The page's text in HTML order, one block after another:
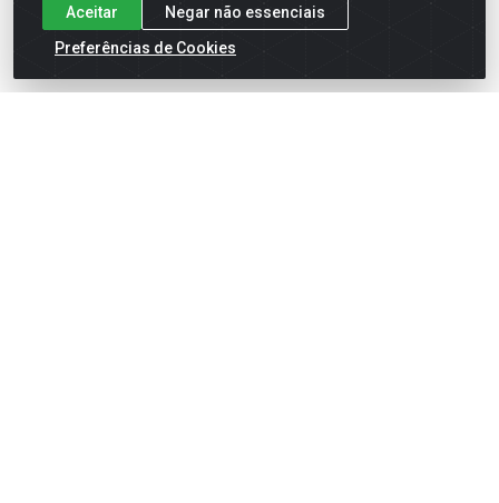
Aceitar
Negar não essenciais
Preferências de Cookies